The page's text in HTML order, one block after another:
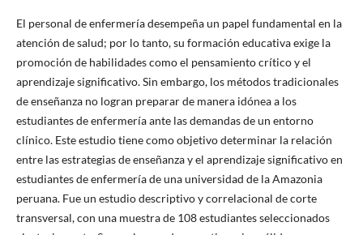
El personal de enfermería desempeña un papel fundamental en la
atención de salud; por lo tanto, su formación educativa exige la
promoción de habilidades como el pensamiento crítico y el
aprendizaje significativo. Sin embargo, los métodos tradicionales
de enseñanza no logran preparar de manera idónea a los
estudiantes de enfermería ante las demandas de un entorno
clínico. Este estudio tiene como objetivo determinar la relación
entre las estrategias de enseñanza y el aprendizaje significativo en
estudiantes de enfermería de una universidad de la Amazonia
peruana. Fue un estudio descriptivo y correlacional de corte
transversal, con una muestra de 108 estudiantes seleccionados